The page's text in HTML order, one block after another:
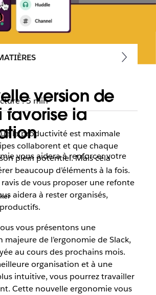
version de
favorise la
vous aidera à renforcer votre
: 5 min
la productivité est maximale
collaborent et que chaque
plein potentiel. Mais cela
beaucoup d’éléments à la fois.
de vous proposer une refonte
aidera à rester organisés,
vous présentons une
de l’ergonomie de Slack,
au cours des prochains mois.
organisation et à une
intuitive, vous pourrez travailler
Cette nouvelle ergonomie vous